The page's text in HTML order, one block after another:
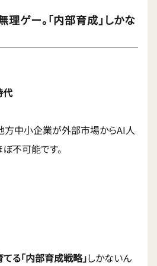
理ゲー。「内部育成」しかな
代
方中小企業が外部市場からAI人
不可能です。
る「内部育成戦略」しかないん